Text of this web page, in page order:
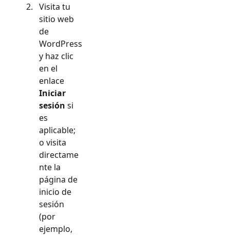
Visita tu
sitio web
de
WordPress
y haz clic
en el
enlace
Iniciar
sesión si
es
aplicable;
o visita
directame
nte la
página de
inicio de
sesión
(por
ejemplo,